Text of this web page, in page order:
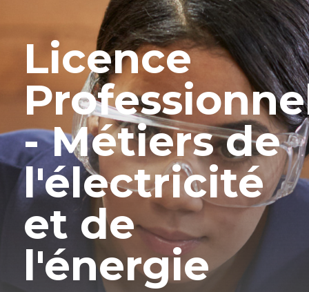
Licence
- Métiers de
l'électricité
et de
l'énergie